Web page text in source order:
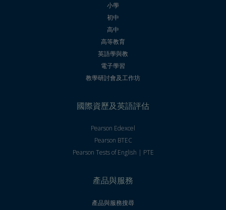
小學
初中
高中
高等教育
英語學與教
電子學習
教學研討會及工作坊
國際資歷及英語評估
Pearson Edexcel
Pearson BTEC
Pearson Tests of English | PTE
產品與服務
產品與服務搜尋